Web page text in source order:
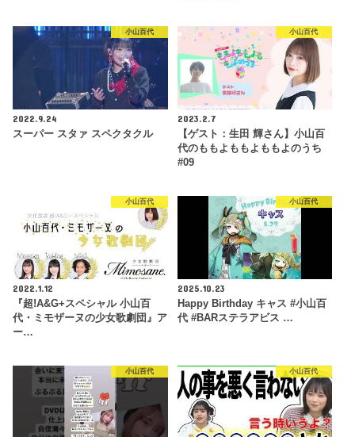
小山百代
2022.9.24
スーパー スタァ スペクタクル
小山百代
2023.2.7
【ゲスト：生田 輝さん】小山百
代のももよももよももよのうち
#09
小山百代
2022.1.12
『超!A&G+スペシャル 小山百
代・ミモザーヌの少女歌劇団』ア
ー…
小山百代
2025.10.23
Happy Birthday キャス #小山百
代 #BARステラアビス …
小山百代 小山百代